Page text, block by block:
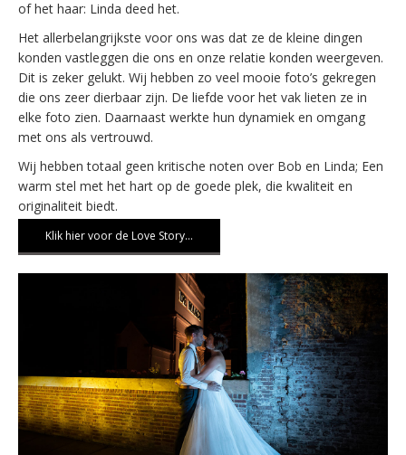
of het haar: Linda deed het.
Het allerbelangrijkste voor ons was dat ze de kleine dingen
konden vastleggen die ons en onze relatie konden weergeven.
Dit is zeker gelukt. Wij hebben zo veel mooie foto’s gekregen
die ons zeer dierbaar zijn. De liefde voor het vak lieten ze in
elke foto zien. Daarnaast werkte hun dynamiek en omgang
met ons als vertrouwd.
Wij hebben totaal geen kritische noten over Bob en Linda; Een
warm stel met het hart op de goede plek, die kwaliteit en
originaliteit biedt.
Klik hier voor de Love Story…